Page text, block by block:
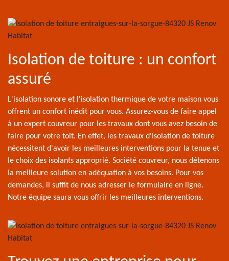
Isolation de toiture : un confort
assuré
L'isolation sonore et l'isolation thermique de votre maison vous
offrent un confort inédit pour vous. Assurez-vous de faire appel
à un expert couvreur pour les travaux dont vous avez besoin de
faire pour votre toit. En effet, les travaux d'isolation de toiture
nécessitent d'avoir les meilleures interventions pour la tenue et
le choix des isolants approprié. Société couvreur, nous détenons
la meilleure solution en adéquation à vos besoins. Pour vos
demandes, il suffit de nous adresser le formulaire en ligne.
Notre équipe saura vous offrir les meilleures interventions.